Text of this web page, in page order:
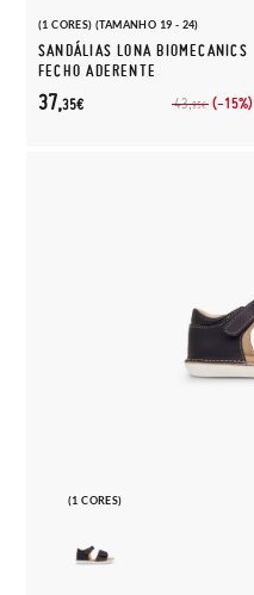
(1 CORES) (TAMANHO 19 - 24)
SANDÁLIAS LONA BIOMECANICS
FECHO ADERENTE
43,95€ (-15%)
37,35€
(1 CORES)